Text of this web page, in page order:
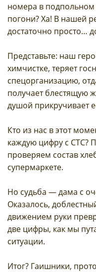
номера в подпольном
погони? Ха! В нашей
достаточно просто…
Представьте: наш
химчистке, теряет
спецорганизацию,
получает блестящую
душой прикручивает
Кто из нас в этот
каждую цифру с СТС?
проверяем состав
супермаркете.
Но судьба — дама с
Оказалось,
движением руки
две цифры, как мы
ситуации.
Итог? Гаишники,